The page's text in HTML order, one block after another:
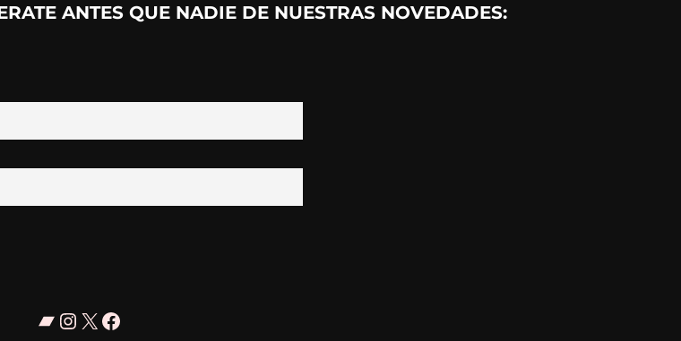
ANTES QUE NADIE DE NUESTRAS NOVEDADES:
Bandcamp
Instagram
X Facebook